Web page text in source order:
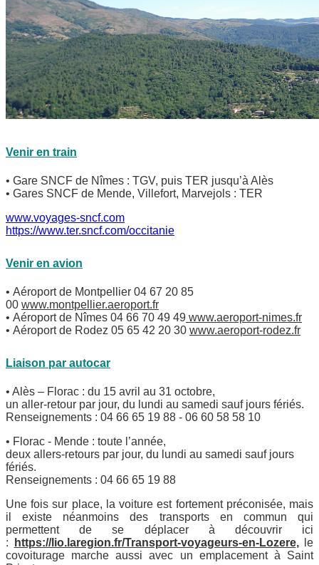
Venir en train
• Gare SNCF de Nîmes : TGV, puis TER jusqu’à Alès
• Gares SNCF de Mende, Villefort, Marvejols : TER
www.voyages-sncf.com
https://www.ter.sncf.com/occitanie
Venir en avion
• Aéroport de Montpellier 04 67 20 85
00 www.montpellier.aeroport.fr
• Aéroport de Nîmes 04 66 70 49 49 www.aeroport-nimes.fr
• Aéroport de Rodez 05 65 42 20 30 www.aeroport-rodez.fr
Liaison par autocar
• Alès – Florac : du 15 avril au 31 octobre,
un aller-retour par jour, du lundi au samedi sauf jours fériés.
Renseignements : 04 66 65 19 88 - 06 60 58 58 10
• Florac - Mende : toute l’année,
deux allers-retours par jour, du lundi au samedi sauf jours
fériés.
Renseignements : 04 66 65 19 88
Une fois sur place, la voiture est fortement préconisée, mais
il existe néanmoins des transports en commun qui
permettent de se déplacer à découvrir ici
:
https://lio.laregion.fr/Transport-voyageurs-en-Lozere,le
covoiturage marche aussi avec un emplacement à Saint